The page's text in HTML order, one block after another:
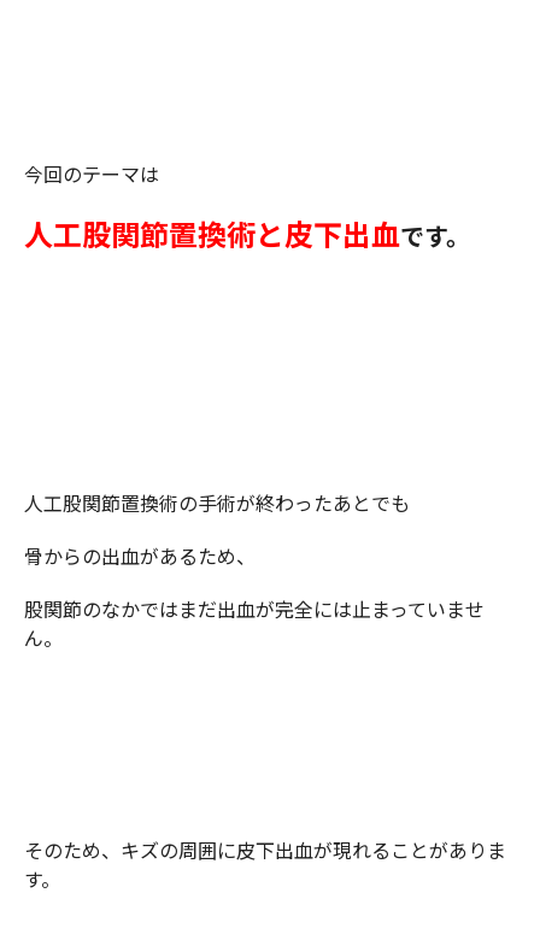
今回のテーマは
人工股関節置換術と皮下出血です。
人工股関節置換術の手術が終わったあとでも
骨からの出血があるため、
股関節のなかではまだ出血が完全には止まっていませ
ん。
そのため、キズの周囲に皮下出血が現れることがありま
す。